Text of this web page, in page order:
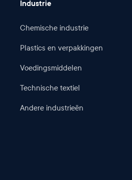
Industrie
Chemische industrie
Plastics en verpakkingen
Voedingsmiddelen
Technische textiel
Andere industrieën